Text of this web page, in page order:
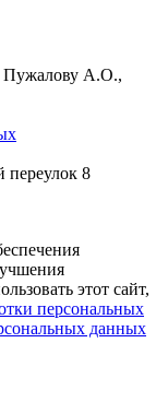
Пужалову А.О.,
переулок 8
этот сайт,
персональных
данных